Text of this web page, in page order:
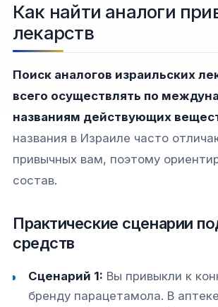
Как найти аналоги
лекарств
Поиск аналогов израильских
всего осуществлять по
названиям действующих
названия в Израиле часто
привычных вам, поэтому
состав.
Практические сценарии
средств
Сценарий 1: Вы привыкли к
бренду парацетамола. В